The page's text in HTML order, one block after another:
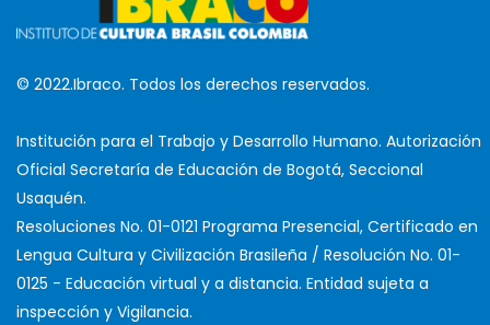
© 2022.Ibraco. Todos los derechos reservados.
Institución para el Trabajo y Desarrollo Humano. Autorización
Oficial Secretaría de Educación de Bogotá, Seccional
Usaquén.
Resoluciones No. 01-0121 Programa Presencial, Certificado en
Lengua Cultura y Civilización Brasileña / Resolución No. 01-
0125 - Educación virtual y a distancia. Entidad sujeta a
inspección y Vigilancia.